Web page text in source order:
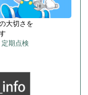
大切さを
期点検